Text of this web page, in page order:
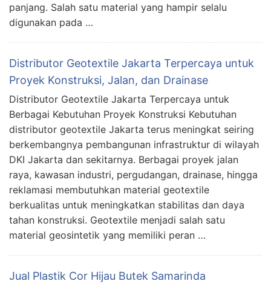
panjang. Salah satu material yang hampir selalu
digunakan pada …
Distributor Geotextile Jakarta Terpercaya untuk
Proyek Konstruksi, Jalan, dan Drainase
Distributor Geotextile Jakarta Terpercaya untuk
Berbagai Kebutuhan Proyek Konstruksi Kebutuhan
distributor geotextile Jakarta terus meningkat seiring
berkembangnya pembangunan infrastruktur di wilayah
DKI Jakarta dan sekitarnya. Berbagai proyek jalan
raya, kawasan industri, pergudangan, drainase, hingga
reklamasi membutuhkan material geotextile
berkualitas untuk meningkatkan stabilitas dan daya
tahan konstruksi. Geotextile menjadi salah satu
material geosintetik yang memiliki peran …
Jual Plastik Cor Hijau Butek Samarinda